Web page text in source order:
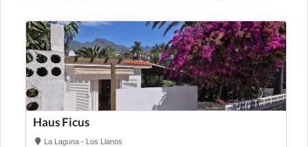
Haus Ficus
La Laguna - Los Llanos